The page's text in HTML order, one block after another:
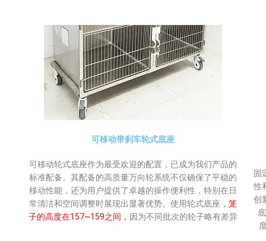
可移动带刹车轮式底座
可移动轮式底座作为最受欢迎的配置，已成为我们产品的
标准配备。其配备的高质量万向轮系统不仅确保了平稳的
移动性能，还为用户提供了卓越的操作便利性，特别在日
常清洁和空间调整时展现出显著优势。使用轮式底座， 笼
子的高度在157~159之间， 因为不同批次的轮子略有差异
固
性
创